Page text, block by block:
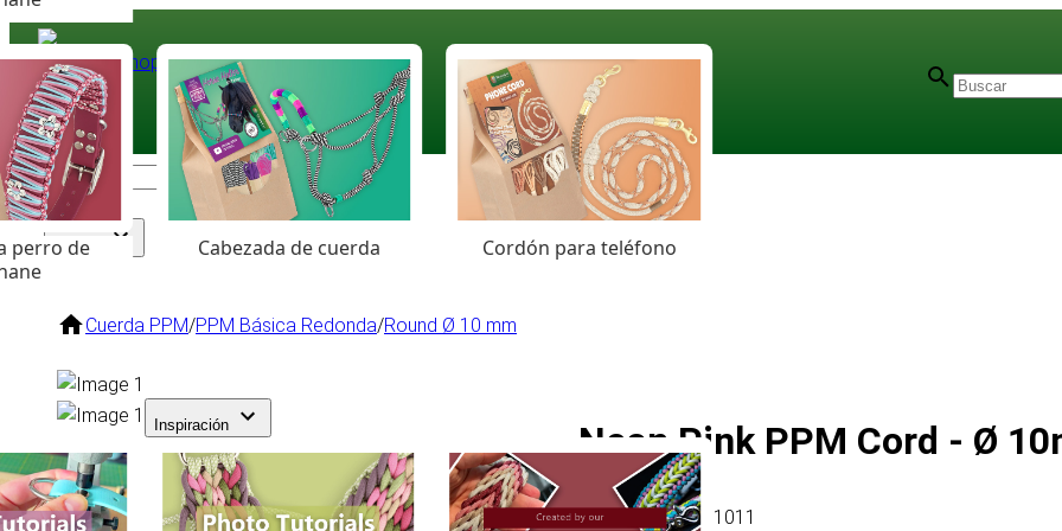
Paracord
Coloured Cord Paradise
Surtido
perro de
Cabezada de cuerda Cordón para teléfono
Inspiración
Cuerda PPM/PPM Básica Redonda/Round Ø 10 mm
Neon Pink PPM Cord - Ø
Artículo # MT011011